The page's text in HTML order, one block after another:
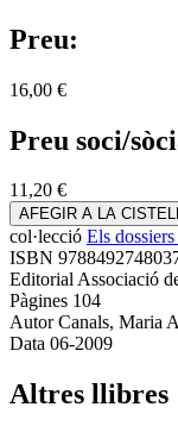
Preu:
16,00 €
Preu soci/
11,20 €
AFEGIR A LA
col·lecció Els
ISBN
EditorialAssociació
Pàgines 104
Autor Canals, Maria
Data 06-2009
Altres llibres